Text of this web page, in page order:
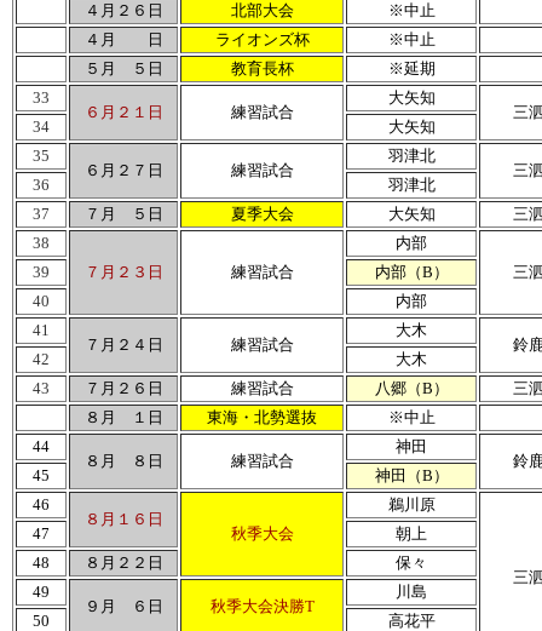
４月２６日
北部大会
※中止
４月 日
ライオンズ杯
※中止
５月 ５日
教育長杯
※延期
33
６月２１日
練習試合
大矢知
三
34
大矢知
35
６月２７日
練習試合
羽津北
三
36
羽津北
37
７月 ５日 夏季大会 大矢知
三
38
７月２３日
練習試合
内部
三
39
内部（B）
40
内部
41
７月２４日
練習試合
大木
鈴
42
大木
43
７月２６日 練習試合 八郷（B）
三
８月 １日
東海・北勢選抜
※中止
44
８月 ８日
練習試合
神田
鈴
45
神田（B）
46
８月１６日
秋季大会
鵜川原
三
47
朝上
48
８月２２日
保々
49
９月 ６日
秋季大会決勝T
川島
50
高花平